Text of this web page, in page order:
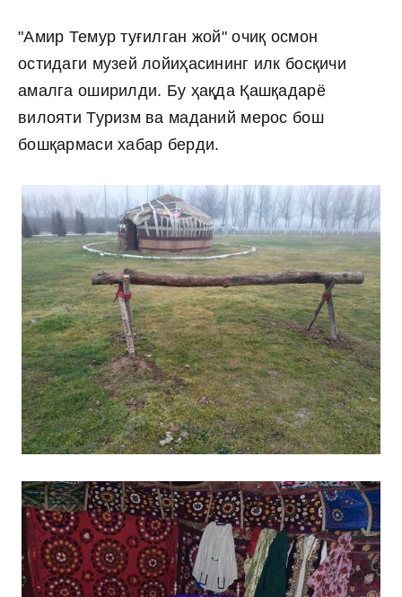
"Амир Темур туғилган жой" очиқ осмон
остидаги музей лойиҳасининг илк босқичи
амалга оширилди. Бу ҳақда Қашқадарё
вилояти Туризм ва маданий мерос бош
бошқармаси хабар берди.